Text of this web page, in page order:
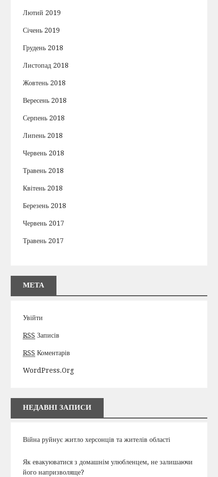
Лютий 2019
Січень 2019
Грудень 2018
Листопад 2018
Жовтень 2018
Вересень 2018
Серпень 2018
Липень 2018
Червень 2018
Травень 2018
Квітень 2018
Березень 2018
Червень 2017
Травень 2017
МЕТА
Увійти
RSS Записів
RSS Коментарів
WordPress.org
НЕДАВНІ ЗАПИСИ
Війна руйнує житло херсонців та жителів області
Як евакуюватися з домашнім улюбленцем, не залишаючи
його напризволяще?